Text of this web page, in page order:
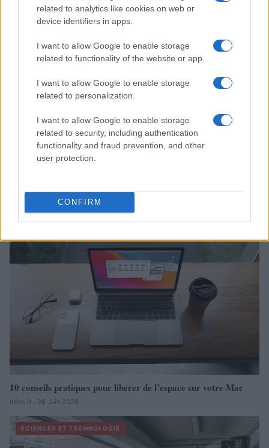
related to analytics like cookies on web or
device identifiers in apps.
I want to allow Google to enable storage
related to functionality of the website or app.
I want to allow Google to enable storage
related to personalization.
I want to allow Google to enable storage
related to security, including authentication
functionality and fraud prevention, and other
user protection.
CONFIRM
À lire aussi
SCIENCES ET TECHNOLOGIE
10 conseils pratiques pour libérer de l’espace sur votre Mac
Infos.fr · 26 Juin 2026
SCIENCES ET TECHNOLOGIE